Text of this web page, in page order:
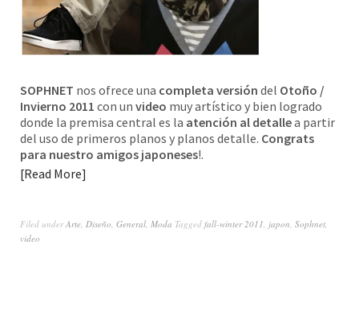
SOPHNET nos ofrece una completa versión del Otoño /
Invierno 2011 con un video muy artístico y bien logrado
donde la premisa central es la atención al detallea partir
del uso de primeros planos y planos detalle. Congrats
para nuestro amigos japoneses!.
Read More
Filed underArte, Diseño, General, Moda Tagged fall-winter 2011, japon, Sophnet,
video